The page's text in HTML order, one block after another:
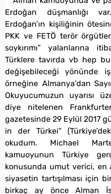
Erdoğan düşmanlığı
Erdoğan’ın kişiliğinin
PKK ve FETÖ terör
soykırımı” yalanlarına
Türklere tavırda vb hep
değişebileceği yönünde
örneğine Almanya’dan
Okuyucumuzun uyarısı
diye nitelenen
gazetesinde 29 Eylül 2017
in der Türkei”
okudum. Michael
kamuoyunun Türkiye
konusunda umut verici, en
siyasetin tartışılması için
birkaç ay önce Alman